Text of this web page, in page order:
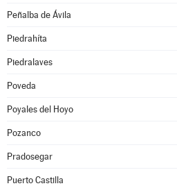
Peñalba de Ávila
Piedrahíta
Piedralaves
Poveda
Poyales del Hoyo
Pozanco
Pradosegar
Puerto Castilla